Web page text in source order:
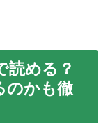
読める？
のかも徹